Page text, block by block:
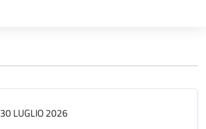
30 LUGLIO 2026